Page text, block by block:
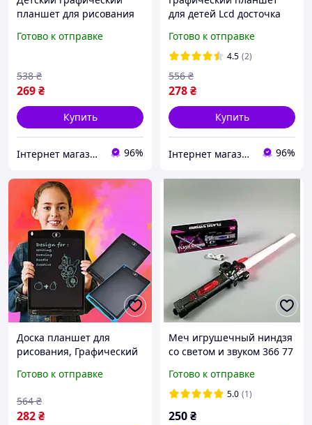
планшет для рисования
writing tablet 8.5
доска
Готово к отправке
269₴
538 ₴
Купить
Інтернет магазин WOWShop 96%
для детей Lcd досточка
магнитный планшет 8.5
дюймов электронный
Готово к отправке
4.5 (2)
278₴
556 ₴
Купить
Інтернет магазин WOWShop 96%
Доска планшет для
рисования, Графический
цветной детский мир для
Готово к отправке
282₴
564 ₴
Меч игрушечный ниндзя
со светом и звуком 366 77
Готово к отправке
5.0 (1)
250₴